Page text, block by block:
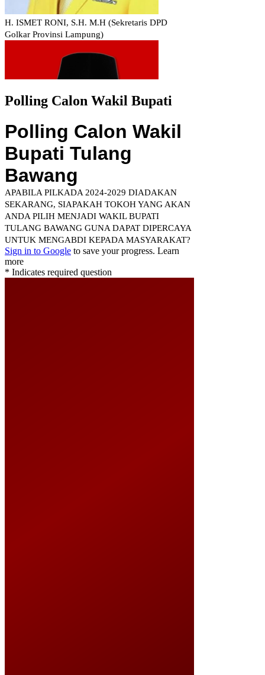
Polling Calon Wakil Bupati